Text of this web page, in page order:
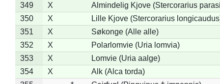
349
X
Almindelig Kjove (Stercorarius
350
X
Lille Kjove (Stercorarius
351
X
Søkonge (Alle alle)
352
X
Polarlomvie (Uria lomvia)
353
X
Lomvie (Uria aalge)
354
X
Alk (Alca torda)